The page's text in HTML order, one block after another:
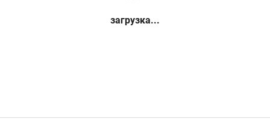
загрузка...